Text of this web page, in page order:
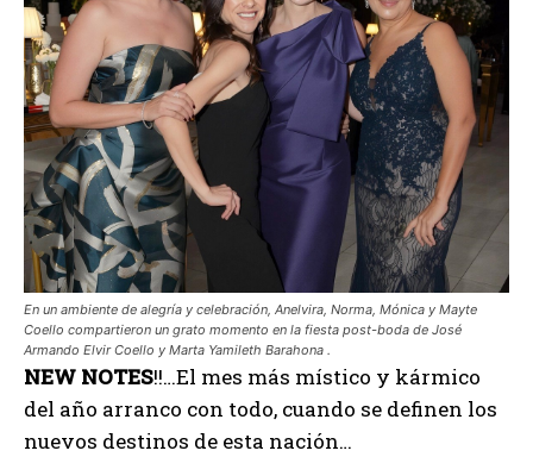
En un ambiente de alegría y celebración, Anelvira, Norma, Mónica y Mayte
Coello compartieron un grato momento en la fiesta post-boda de José
Armando Elvir Coello y Marta Yamileth Barahona .
NEW NOTES!!…El mes más místico y kármico
del año arranco con todo, cuando se definen los
nuevos destinos de esta nación…